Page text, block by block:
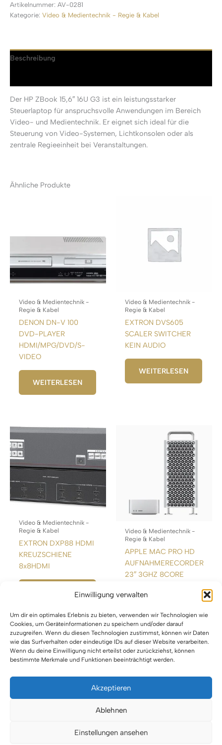
Einwilligung verwalten
Um dir ein optimales Erlebnis zu bieten, verwenden wir Technologien wie
Cookies, um Geräteinformationen zu speichern und/oder darauf
zuzugreifen. Wenn du diesen Technologien zustimmst, können wir Daten
wie das Surfverhalten oder eindeutige IDs auf dieser Website verarbeiten.
Wenn du deine Einwilligung nicht erteilst oder zurückziehst, können
bestimmte Merkmale und Funktionen beeinträchtigt werden.
Akzeptieren
Ablehnen
Einstellungen ansehen
Artikelnummer: AV-0281
Kategorie: Video & Medientechnik - Regie & Kabel
Beschreibung
Der HP ZBook 15,6″ 16U G3 ist ein leistungsstarker
Steuerlaptop für anspruchsvolle Anwendungen im Bereich
Video- und Medientechnik. Er eignet sich ideal für die
Steuerung von Video-Systemen, Lichtkonsolen oder als
zentrale Regieeinheit bei Veranstaltungen.
Ähnliche Produkte
Video & Medientechnik -
Regie & Kabel
DENON DN-V 100
DVD-PLAYER
HDMI/MPG/DVD/S-
VIDEO
WEITERLESEN
Video & Medientechnik -
Regie & Kabel
EXTRON DVS605
SCALER SWITCHER
KEIN AUDIO
WEITERLESEN
Video & Medientechnik -
Regie & Kabel
EXTRON DXP88 HDMI
KREUZSCHIENE
8x8HDMI
WEITERLESEN
Video & Medientechnik -
Regie & Kabel
APPLE MAC PRO HD
AUFNAHMERECORDER
23″ 3GHZ 8CORE
WEITERLESEN
Impressum
Datenschutz